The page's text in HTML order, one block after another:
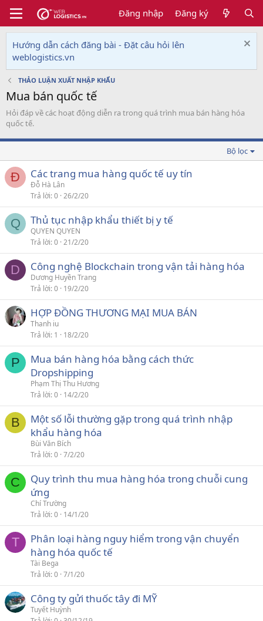
Đăng nhập Đăng ký
Hướng dẫn cách đăng bài - Đặt câu hỏi lên
weblogistics.vn
THẢO LUẬN XUẤT NHẬP KHẨU
Mua bán quốc tế
Hỏi đáp về các hoạt động diễn ra trong quá trình mua bán hàng hóa
quốc tế.
Bộ lọc
Đ Các trang mua hàng quốc tế uy tín
Đỗ Hà Lân
Trả lời 0 26/2/20
Q Thủ tục nhập khẩu thiết bị y tế
QUYEN QUYEN
Trả lời 0 21/2/20
D Công nghệ Blockchain trong vận tải hàng hóa
Dương Huyền Trang
Trả lời 0 19/2/20
HỢP ĐỒNG THƯƠNG MẠI MUA BÁN
Thanh iu
Trả lời 1 18/2/20
P
Mua bán hàng hóa bằng cách thức
Dropshipping
Phạm Thị Thu Hương
Trả lời 0 14/2/20
B
Một số lỗi thường gặp trong quá trình nhập
khẩu hàng hóa
Bùi Văn Bích
Trả lời 0 7/2/20
C
Quy trình thu mua hàng hóa trong chuỗi cung
ứng
Chí Trường
Trả lời 0 14/1/20
T
Phân loại hàng nguy hiểm trong vận chuyển
hàng hóa quốc tế
Tài Bega
Trả lời 0 7/1/20
Công ty gửi thuốc tây đi MỸ
Tuyết Huỳnh